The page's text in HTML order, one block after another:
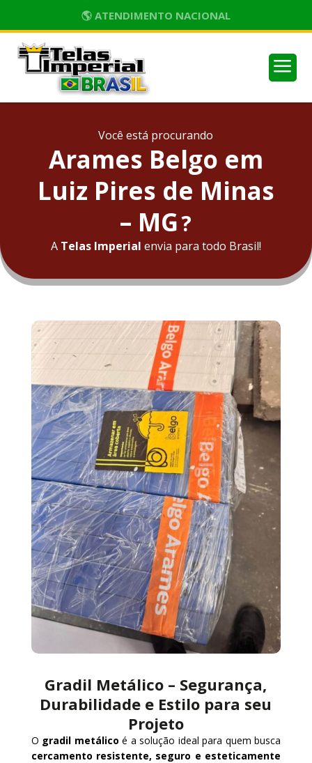
🌎 ATENDIMENTO NACIONAL
a
Você está procurando
Arames Belgo em
Luiz Pires de Minas
– MG?
A Telas Imperial envia para todo Brasil!
Gradil Metálico – Segurança,
Durabilidade e Estilo para seu
Projeto
O gradil metálico é a solução ideal para quem busca
cercamento resistente, seguro e esteticamente